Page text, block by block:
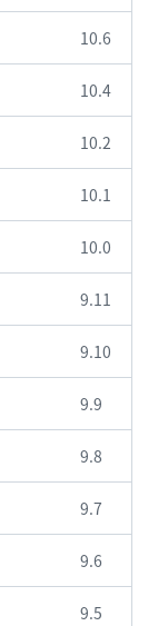
10.6
10.4
10.2
10.1
10.0
9.11
9.10
9.9
9.8
9.7
9.6
9.5